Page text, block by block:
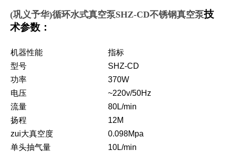
(巩义予华)循环水式真空泵SHZ-CD不锈钢真空泵技
术参数：
机器性能
指标
型号
SHZ-CD
功率
370W
电压
~220v/50Hz
流量
80L/min
扬程
12M
zui大真空度
0.098Mpa
单头抽气量
10L/min